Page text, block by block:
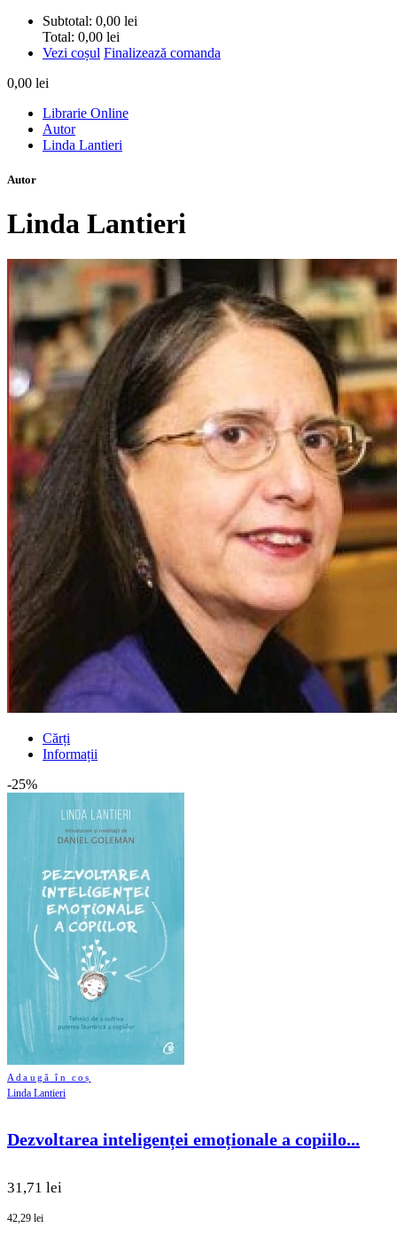
Subtotal: 0,00 lei
Total: 0,00 lei
Vezi coșul Finalizează comanda
0,00 lei
Librarie Online
Autor
Linda Lantieri
Autor
Linda Lantieri
Cărți
Informații
-25%
Adaugă în coș
Linda Lantieri
Dezvoltarea inteligenței emoționale a copiilo...
31,71 lei
42,29 lei